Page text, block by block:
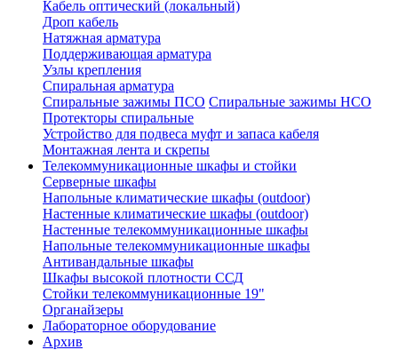
Кабель оптический (локальный)
Дроп кабель
Натяжная арматура
Поддерживающая арматура
Узлы крепления
Спиральная арматура
Спиральные зажимы ПСО Спиральные зажимы НСО
Протекторы спиральные
Устройство для подвеса муфт и запаса кабеля
Монтажная лента и скрепы
Телекоммуникационные шкафы и стойки
Серверные шкафы
Напольные климатические шкафы (outdoor)
Настенные климатические шкафы (outdoor)
Настенные телекоммуникационные шкафы
Напольные телекоммуникационные шкафы
Антивандальные шкафы
Шкафы высокой плотности ССД
Стойки телекоммуникационные 19"
Органайзеры
Лабораторное оборудование
Архив